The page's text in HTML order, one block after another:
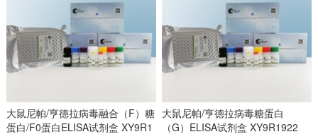
大鼠尼帕/亨德拉病毒融合（F）糖
蛋白/F0蛋白ELISA试剂盒 XY9R1
大鼠尼帕/亨德拉病毒糖蛋白
（G）ELISA试剂盒 XY9R1922